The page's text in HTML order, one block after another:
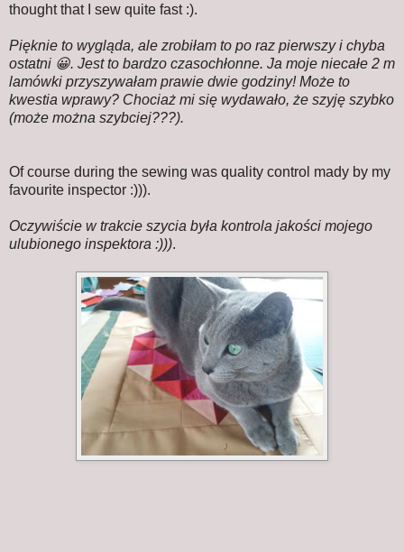
thought that I sew quite fast :).
Pięknie to wygląda, ale zrobiłam to po raz pierwszy i chyba
ostatni 😀. Jest to bardzo czasochłonne. Ja moje niecałe 2 m
lamówki przyszywałam prawie dwie godziny! Może to
kwestia wprawy? Chociaż mi się wydawało, że szyję szybko
(może można szybciej???).
Of course during the sewing was quality control mady by my
favourite inspector :))).
Oczywiście w trakcie szycia była kontrola jakości mojego
ulubionego inspektora :))).